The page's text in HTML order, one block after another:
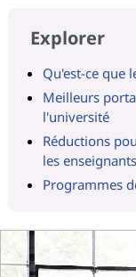
Explorer
Qu'est-ce que
Meilleurs
l'université
Réductions
les enseignants
Programmes